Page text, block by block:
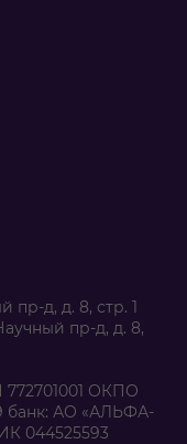
пр-д, д. 8, стр. 1
пр-д, д. 8,
772701001 ОКПО
банк: АО «АЛЬФА-
044525593